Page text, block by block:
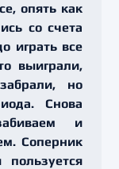
опять как
со счета
играть все
выиграли,
но
Снова
и
Соперник